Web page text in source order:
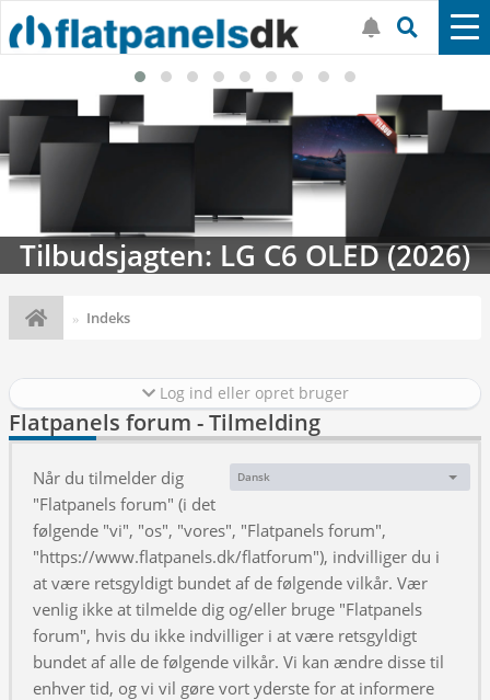
Tilbudsjagten: LG C6 OLED (2026)
Indeks
Log ind eller opret bruger
Flatpanels forum - Tilmelding
Sprog:
Dansk
Når du tilmelder dig
"Flatpanels forum" (i det
følgende "vi", "os", "vores", "Flatpanels forum",
"https://www.flatpanels.dk/flatforum"), indvilliger du i
at være retsgyldigt bundet af de følgende vilkår. Vær
venlig ikke at tilmelde dig og/eller bruge "Flatpanels
forum", hvis du ikke indvilliger i at være retsgyldigt
bundet af alle de følgende vilkår. Vi kan ændre disse til
enhver tid, og vi vil gøre vort yderste for at informere